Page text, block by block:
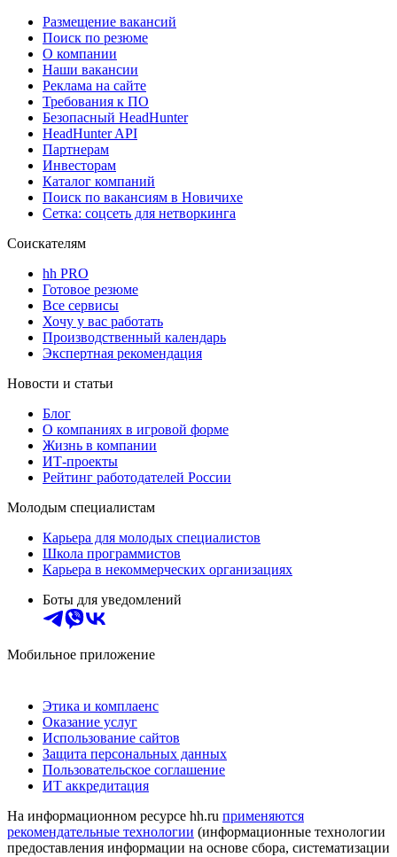
Размещение вакансий
Поиск по резюме
О компании
Наши вакансии
Реклама на сайте
Требования к ПО
Безопасный HeadHunter
HeadHunter API
Партнерам
Инвесторам
Каталог компаний
Поиск по вакансиям в Новичихе
Сетка: соцсеть для нетворкинга
Соискателям
hh PRO
Готовое резюме
Все сервисы
Хочу у вас работать
Производственный календарь
Экспертная рекомендация
Новости и статьи
Блог
О компаниях в игровой форме
Жизнь в компании
ИТ-проекты
Рейтинг работодателей России
Молодым специалистам
Карьера для молодых специалистов
Школа программистов
Карьера в некоммерческих организациях
Боты для уведомлений
Мобильное приложение
Этика и комплаенс
Оказание услуг
Использование сайтов
Защита персональных данных
Пользовательское соглашение
ИТ аккредитация
На информационном ресурсе hh.ru применяются
рекомендательные технологии (информационные технологии
предоставления информации на основе сбора, систематизации